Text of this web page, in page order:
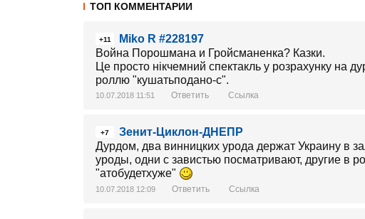
ТОП КОММЕНТАРИИ
+11
Miko R #228197
Война Порошмана и Гройсманенка? Казки.
Це просто нікчемний спектакль у розрахунку на
роллю "кушатьподано-с".
10.07.2018 11:51 Ответить Ссылка
+7
Зенит-Циклон-ДНЕПР
Дурдом, два винницких урода держат Украину в
уроды, одни с завистью посматривают, другие в
"атобудетхуже"
10.07.2018 12:09 Ответить Ссылка